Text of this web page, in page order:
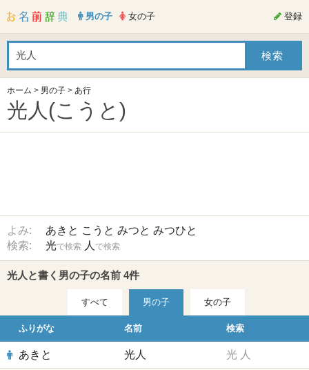
男の子 女の子 登録
ホーム > 男の子 > あ行
光人(こうと)
よみ: あきと こうと みつと みつひと
検索:
光で検索 人 で検索
光人と書く男の子の名前 4件
すべて 男の子 女の子
ふりがな 名前 検索
あきと 光人 光 人